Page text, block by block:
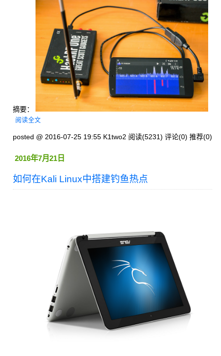
摘要：
阅读全文
posted @ 2016-07-25 19:55 K1two2 阅读(5231) 评论(0) 推荐(0)
2016年7月21日
如何在Kali Linux中搭建钓鱼热点